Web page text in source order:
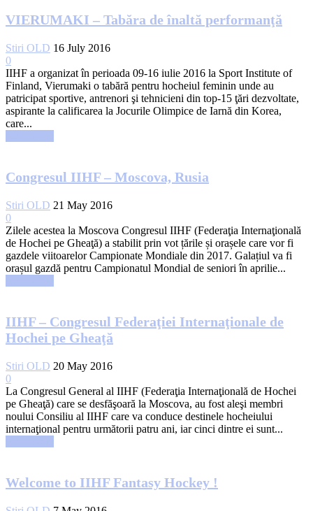
VIERUMAKI – Tabăra de înaltă performanţă
Stiri OLD 16 July 2016
0
IIHF a organizat în perioada 09-16 iulie 2016 la Sport Institute of
Finland, Vierumaki o tabără pentru hocheiul feminin unde au
patricipat sportive, antrenori şi tehnicieni din top-15 ţări dezvoltate,
aspirante la calificarea la Jocurile Olimpice de Iarnă din Korea,
care...
Congresul IIHF – Moscova, Rusia
Stiri OLD 21 May 2016
0
Zilele acestea la Moscova Congresul IIHF (Federaţia Internaţională
de Hochei pe Gheaţă) a stabilit prin vot țările și orașele care vor fi
gazdele viitoarelor Campionate Mondiale din 2017. Galațiul va fi
orașul gazdă pentru Campionatul Mondial de seniori în aprilie...
IIHF – Congresul Federaţiei Internaţionale de
Hochei pe Gheaţă
Stiri OLD 20 May 2016
0
La Congresul General al IIHF (Federaţia Internaţională de Hochei
pe Gheaţă) care se desfăşoară la Moscova, au fost aleşi membri
noului Consiliu al IIHF care va conduce destinele hocheiului
internaţional pentru următorii patru ani, iar cinci dintre ei sunt...
Welcome to IIHF Fantasy Hockey !